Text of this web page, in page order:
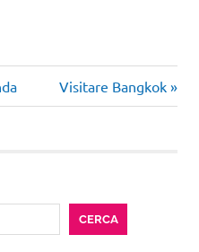
Articolo
successivo:
Visitare Bangkok
CERCA